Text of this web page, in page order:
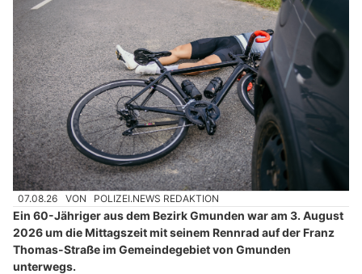
07.08.26 VON POLIZEI.NEWS REDAKTION
Ein 60-Jähriger aus dem Bezirk Gmunden war am 3. August
2026 um die Mittagszeit mit seinem Rennrad auf der Franz
Thomas-Straße im Gemeindegebiet von Gmunden
unterwegs.